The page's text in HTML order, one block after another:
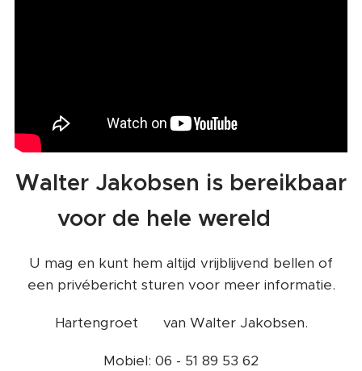
Walter Jakobsen is bereikbaar
voor de hele wereld
U mag en kunt hem altijd vrijblijvend bellen of
een privébericht sturen voor meer informatie.
Hartengroet ❤️ van Walter Jakobsen.
Mobiel: 06 - 51 89 53 62